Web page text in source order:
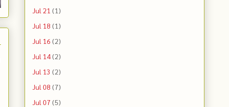
Jul 21 (1)
Jul 18 (1)
Jul 16 (2)
Jul 14(2)
Jul 13 (2)
Jul 08 (7)
Jul 07 (5)